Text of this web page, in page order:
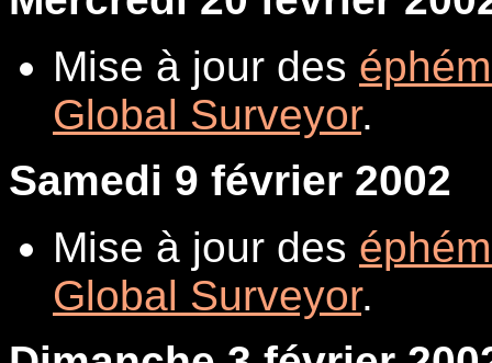
Mise à jour des
Global Surveyor.
Samedi 9 février 2002
Mise à jour des
Global Surveyor.